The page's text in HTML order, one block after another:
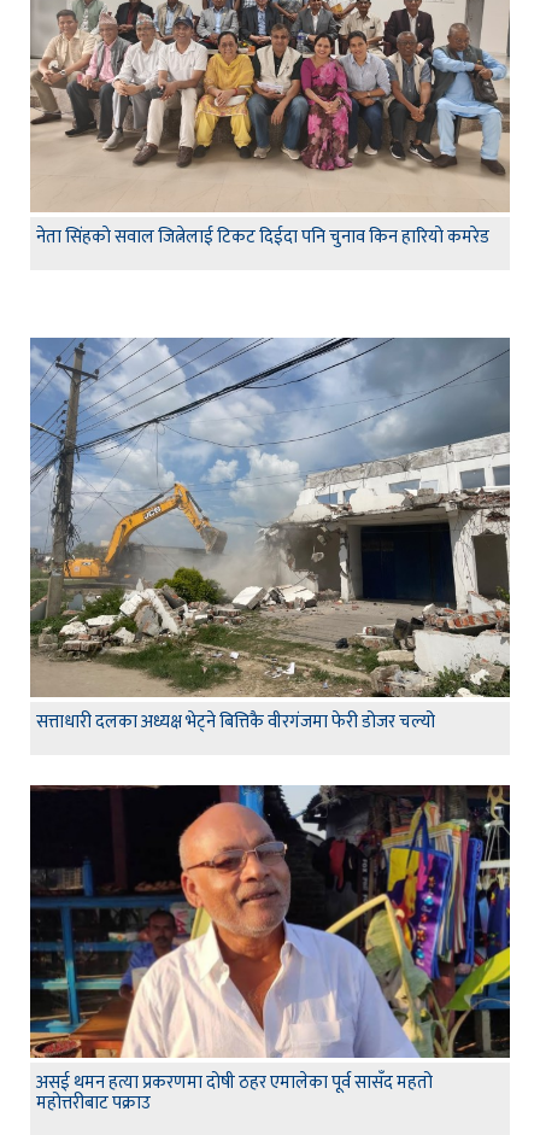
नेता सिंहकाे सवाल जित्नेलाई टिकट दिईदा पनि चुनाव किन हारियाे कमरेड
सत्ताधारी दलका अध्यक्ष भेट्ने बित्तिकै वीरगंजमा फेरी डोजर चल्यो
असई थमन हत्या प्रकरणमा दोषी ठहर एमालेका पूर्व सासँद महतो
महोत्तरीबाट पक्राउ